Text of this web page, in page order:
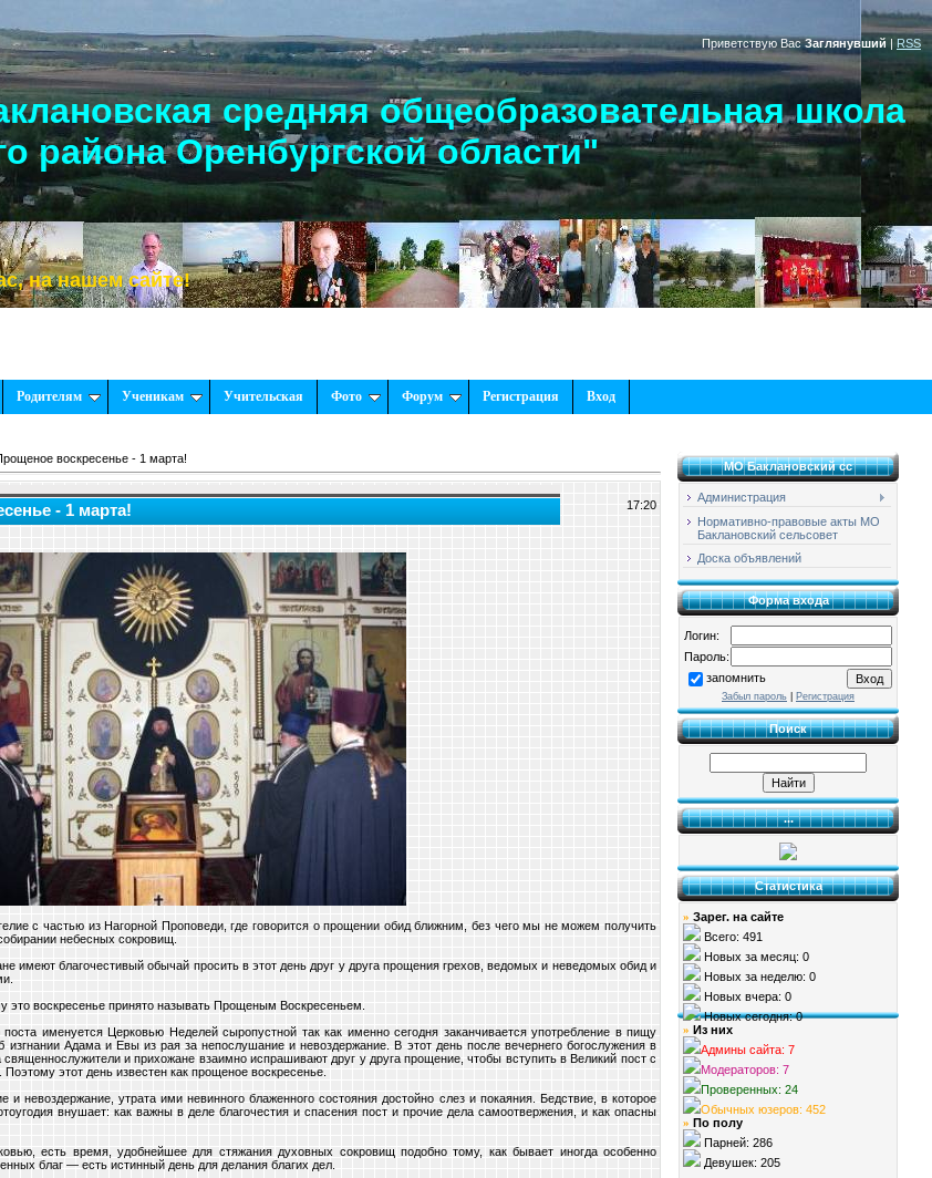
Приветствую Вас Заглянувший | RSS
средняя общеобразовательная школа
района Оренбургской области"
сайте!
Родителям Ученикам Учительская Фото Форум Регистрация Вход
воскресенье - 1 марта!
- 1 марта! 17:20
с частью из Нагорной Проповеди, где говорится о прощении обид ближним, без чего мы не можем получить
небесных сокровищ.
имеют благочестивый обычай просить в этот день друг у друга прощения грехов, ведомых и неведомых обид и
это воскресенье принято называть Прощеным Воскресеньем.
именуется Церковью Неделей сыропустной так как именно сегодня заканчивается употребление в пищу
Адама и Евы из рая за непослушание и невоздержание. В этот день после вечернего богослужения в
и прихожане взаимно испрашивают друг у друга прощение, чтобы вступить в Великий пост с
этот день известен как прощеное воскресенье.
невоздержание, утрата ими невинного блаженного состояния достойно слез и покаяния. Бедствие, в которое
внушает: как важны в деле благочестия и спасения пост и прочие дела самоотвержения, и как опасны
есть время, удобнейшее для стяжания духовных сокровищ подобно тому, как бывает иногда особенно
благ — есть истинный день для делания благих дел.
МО Баклановский сс
Администрация
Нормативно-правовые акты МО
Баклановский сельсовет
Доска объявлений
Форма входа
Логин:
Пароль:
запомнить
Забыл пароль Регистрация
Поиск
...
Статистика
» Зарег. на сайте
Всего: 491
Новых за месяц: 0
Новых за неделю: 0
Новых вчера: 0
Новых сегодня: 0
» Из них
Админы сайта: 7
Модераторов: 7
Проверенных: 24
Обычных юзеров: 452
» По полу
Парней: 286
Девушек: 205